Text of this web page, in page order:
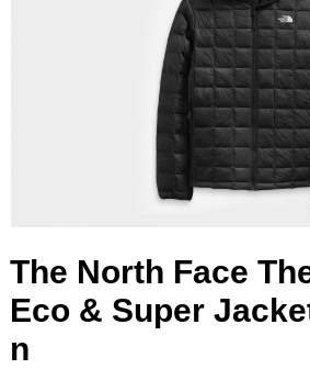
The North Face
Eco & Super
n